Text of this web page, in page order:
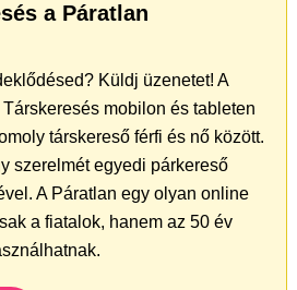
a Páratlan
Küldj üzenetet! A
mobilon és tableten
társkereső férfi és nő között.
szerelmét egyedi párkereső
A Páratlan egy olyan online
a fiatalok, hanem az 50 év